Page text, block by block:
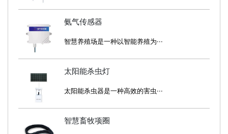
氨气传感器
智慧养殖场是一种以智能养殖为···
太阳能杀虫灯
太阳能杀虫器是一种高效的害虫···
智慧畜牧项圈